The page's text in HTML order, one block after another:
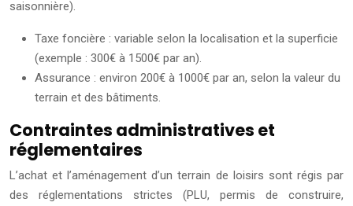
saisonnière).
Taxe foncière : variable selon la localisation et la superficie
(exemple : 300€ à 1500€ par an).
Assurance : environ 200€ à 1000€ par an, selon la valeur du
terrain et des bâtiments.
Contraintes administratives et
réglementaires
L’achat et l’aménagement d’un terrain de loisirs sont régis par
des réglementations strictes (PLU, permis de construire,